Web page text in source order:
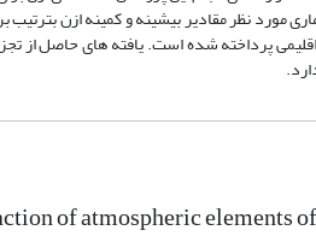
مورد نظر مقادیر بیشینه و کمینه ازن
پرداخته شده است. یافته های حاصل از
of atmospheric elements